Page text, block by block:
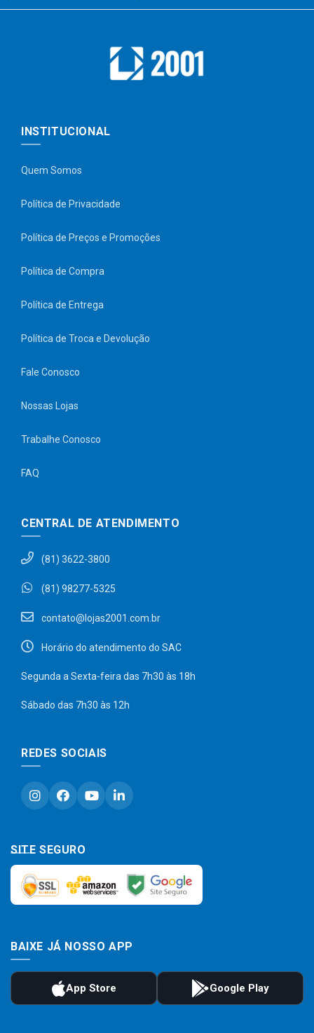
INSTITUCIONAL
Quem Somos
Política de Privacidade
Política de Preços e Promoções
Política de Compra
Política de Entrega
Política de Troca e Devolução
Fale Conosco
Nossas Lojas
Trabalhe Conosco
FAQ
CENTRAL DE ATENDIMENTO
(81) 3622-3800
(81) 98277-5325
contato@lojas2001.com.br
Horário do atendimento do SAC
Segunda a Sexta-feira das 7h30 às 18h
Sábado das 7h30 às 12h
REDES SOCIAIS
SITE SEGURO
BAIXE JÁ NOSSO APP